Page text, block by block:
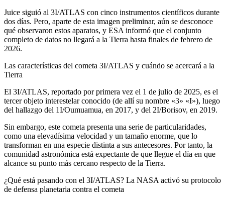
Juice siguió al 3I/ATLAS con cinco instrumentos científicos durante
dos días. Pero, aparte de esta imagen preliminar, aún se desconoce
qué observaron estos aparatos, y ESA informó que el conjunto
completo de datos no llegará a la Tierra hasta finales de febrero de
2026.
Las características del cometa 3I/ATLAS y cuándo se acercará a la
Tierra
El 3I/ATLAS, reportado por primera vez el 1 de julio de 2025, es el
tercer objeto interestelar conocido (de allí su nombre «3» «I»), luego
del hallazgo del 1I/Oumuamua, en 2017, y del 2I/Borisov, en 2019.
Sin embargo, este cometa presenta una serie de particularidades,
como una elevadísima velocidad y un tamaño enorme, que lo
transforman en una especie distinta a sus antecesores. Por tanto, la
comunidad astronómica está expectante de que llegue el día en que
alcance su punto más cercano respecto de la Tierra.
¿Qué está pasando con el 3I/ATLAS? La NASA activó su protocolo
de defensa planetaria contra el cometa